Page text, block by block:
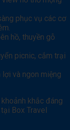
phục vụ các cơ
hồ, thuyền gỗ
picnic, cắm trại
và ngon miệng
khắc đáng
Box Travel